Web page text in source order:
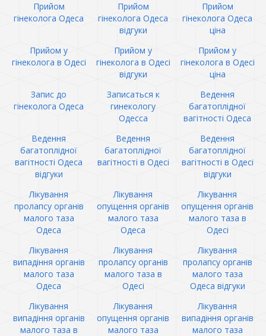
Прийом
гінеколога Одеса
Прийом
гінеколога Одеса
відгуки
Прийом
гінеколога Одеса
ціна
Прийом у
гінеколога в Одесі
Прийом у
гінеколога в Одесі
відгуки
Прийом у
гінеколога в Одесі
ціна
Запис до
гінеколога Одеса
Записаться к
гинекологу
Одесса
Ведення
багатоплідної
вагітності Одеса
Ведення
багатоплідної
вагітності Одеса
відгуки
Ведення
багатоплідної
вагітності в Одесі
Ведення
багатоплідної
вагітності в Одесі
відгуки
Лікування
пролапсу органів
малого таза
Одеса
Лікування
опущення органів
малого таза
Одеса
Лікування
опущення органів
малого таза в
Одесі
Лікування
випадіння органів
малого таза
Одеса
Лікування
пролапсу органів
малого таза в
Одесі
Лікування
пролапсу органів
малого таза
Одеса відгуки
Лікування
випадіння органів
малого таза в
Лікування
опущення органів
малого таза
Лікування
випадіння органів
малого таза